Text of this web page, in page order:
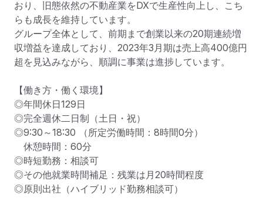
おり、旧態依然の不動産業をDXで生産性向上し、こち
らも成長を維持しています。
グループ全体として、前期まで創業以来の20期連続増
収増益を達成しており、2023年3⽉期は売上高400億円
超を見込みながら、順調に事業は進捗しています。
【働き方・働く環境】
◎年間休日129日
◎完全週休二日制（土日・祝）
◎9:30～18:30 （所定労働時間：8時間0分）
休憩時間：60分
◎時短勤務：相談可
◎その他就業時間補足：残業は月20時間程度
◎原則出社（ハイブリッド勤務相談可）